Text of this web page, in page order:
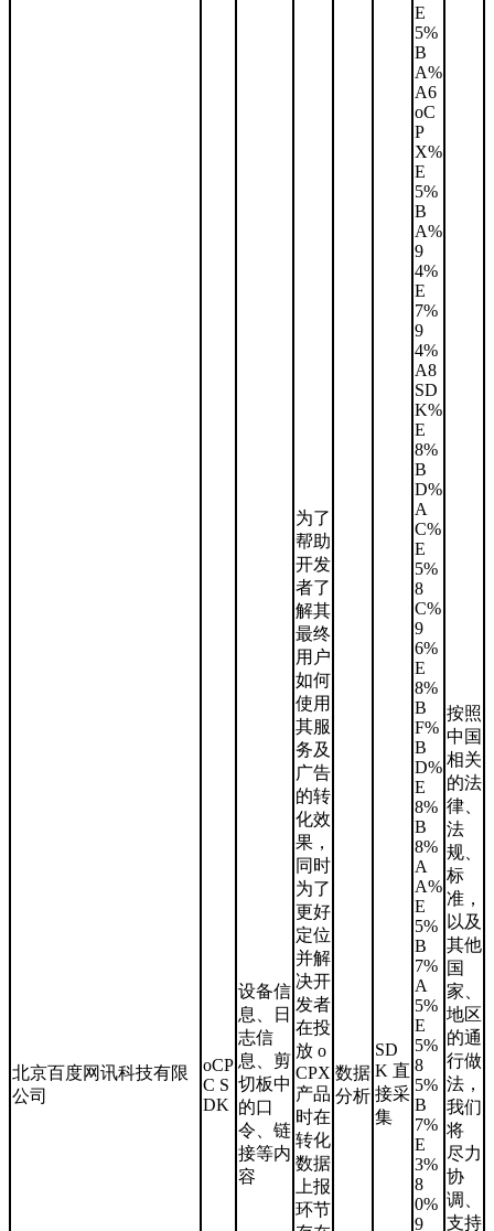
北京百度网讯科技有限
公司
oCP
C S
DK
设备信
息、日
志信
息、剪
切板中
的口
令、链
接等内
容
为了
帮助
开发
者了
解其
最终
用户
如何
使用
其服
务及
广告
的转
化效
果，
同时
为了
更好
定位
并解
决开
发者
在投
放 o
CPX
产品
时在
转化
数据
上报
环节
数据
分析
SD
K 直
接采
集
E
5%
B
A%
A6
oC
P
X%
E
5%
B
A%
9
4%
E
7%
9
4%
A8
SD
K%
E
8%
B
D%
A
C%
E
5%
8
C%
9
6%
E
8%
B
F%
B
D%
E
8%
B
8%
A
A%
E
5%
B
7%
A
5%
E
5%
8
5%
B
7%
E
3%
8
0%
9
按照
中国
相关
的法
律、
法
规、
标
准，
以及
其他
国
家、
地区
的通
行做
法，
我们
将
尽力
协
调、
支持